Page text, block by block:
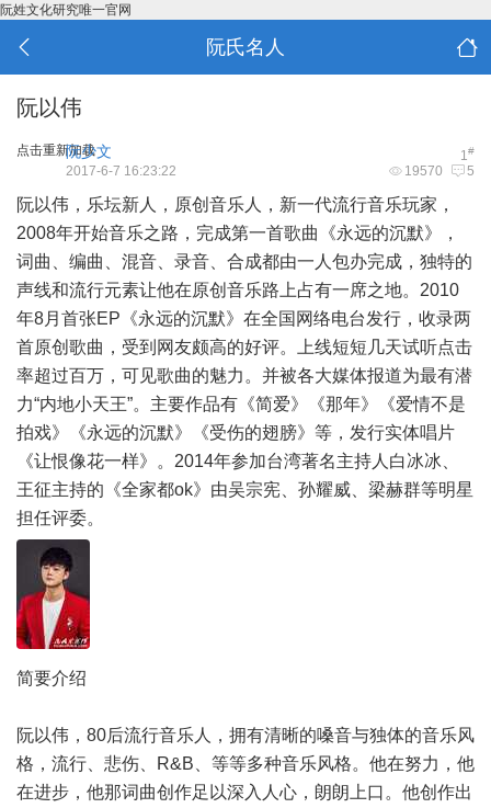
阮姓文化研究唯一官网
阮氏名人
阮以伟
点击重新加载 1#
阮少文
19570 5
2017-6-7 16:23:22
阮以伟，乐坛新人，原创音乐人，新一代流行音乐玩家，
2008年开始音乐之路，完成第一首歌曲《永远的沉默》，
词曲、编曲、混音、录音、合成都由一人包办完成，独特的
声线和流行元素让他在原创音乐路上占有一席之地。2010
年8月首张EP《永远的沉默》在全国网络电台发行，收录两
首原创歌曲，受到网友颇高的好评。上线短短几天试听点击
率超过百万，可见歌曲的魅力。并被各大媒体报道为最有潜
力“内地小天王”。主要作品有《简爱》《那年》《爱情不是
拍戏》《永远的沉默》《受伤的翅膀》等，发行实体唱片
《让恨像花一样》。2014年参加台湾著名主持人白冰冰、
王征主持的《全家都ok》由吴宗宪、孙耀威、梁赫群等明星
担任评委。
简要介绍
阮以伟，80后流行音乐人，拥有清晰的嗓音与独体的音乐风
格，流行、悲伤、R&B、等等多种音乐风格。他在努力，他
在进步，他那词曲创作足以深入人心，朗朗上口。他创作出